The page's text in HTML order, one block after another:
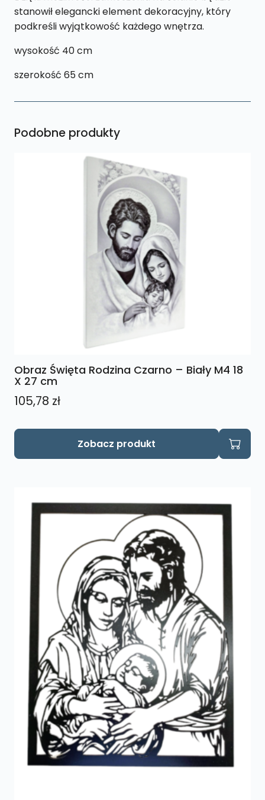
stanowił elegancki element dekoracyjny, który
podkreśli wyjątkowość każdego wnętrza.
wysokość 40 cm
szerokość 65 cm
Podobne produkty
Obraz Święta Rodzina Czarno – Biały M4 18
X 27 cm
105,78 zł
Zobacz produkt